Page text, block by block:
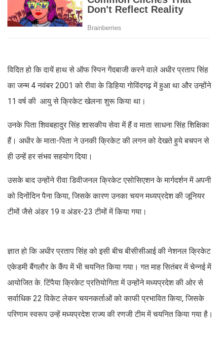
विदित हो कि दायें हाथ से ऑफ स्पिन गेंदबाजी करने वाले अधीर प्रताप सिंह
का जन्म 4 नवंबर 2001 को रीवा के डिहिया गोविंदगढ़ में हुआ था और उन्होंने
11 वर्ष की आयु से क्रिकेट खेलना शुरू किया था।
उनके पिता शिवबहादुर सिंह शासकीय सेवा में हैं व माता साधना सिंह शिक्षिका
हैं। अधीर के माता-पिता ने उनकी क्रिकेट की लगन को देखते हुये बचपन से
ही उन्हें हर संभव सहयोग दिया।
उसके बाद उन्होंने रीवा डिवीजनल क्रिकेट एसोसिएशन के मार्गदर्शन में अपनी
को दिनोंदिन पैना किया, जिसके कारण उनका चयन मध्यप्रदेश की जूनियर
टीमों जैसे अंडर 19 व अंडर-23 टीमों में किया गया।
ज्ञात हो कि अधीर प्रताप सिंह को इसी बीच बीसीसीआई की नेशनल क्रिकेट
एकेडमी बैंगलौर के कैंप में भी चयनित किया गया। गत माह सितंबर में चेन्नई में
आयोजित के. टिंपैया क्रिकेट प्रतियोगिता में उन्होंने मध्यप्रदेश की ओर से
सर्वाधिक 22 विकेट लेकर चयनकर्ताओं को काफी प्रभावित किया, जिसके
परिणाम स्वरूप उन्हें मध्यप्रदेश राज्य की रणजी टीम में चयनित किया गया है।